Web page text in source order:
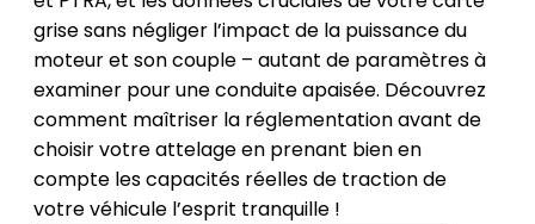
grise sans négliger l’impact de la puissance du
moteur et son couple – autant de paramètres à
examiner pour une conduite apaisée. Découvrez
comment maîtriser la réglementation avant de
choisir votre attelage en prenant bien en
compte les capacités réelles de traction de
votre véhicule l’esprit tranquille !